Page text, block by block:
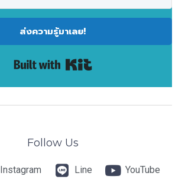
ส่งความรู้มาเลย!
Follow Us
Instagram Line YouTube